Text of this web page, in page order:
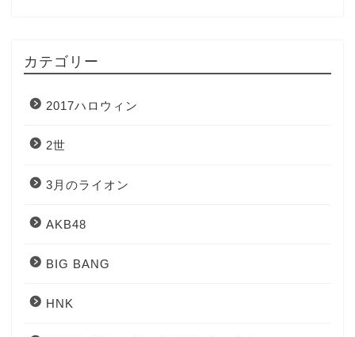
カテゴリー
2017ハロウィン
2世
3月のライオン
AKB48
BIG BANG
HNK